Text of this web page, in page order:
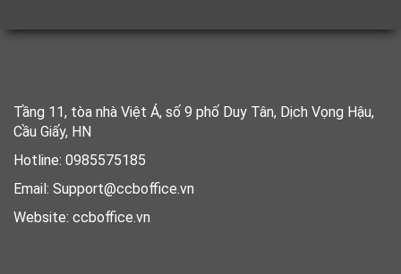
Tầng 11, tòa nhà Việt Á, số 9 phố Duy Tân, Dịch Vọng Hậu,
Cầu Giấy, HN
Hotline: 0985575185
Email: Support@ccboffice.vn
Website: ccboffice.vn